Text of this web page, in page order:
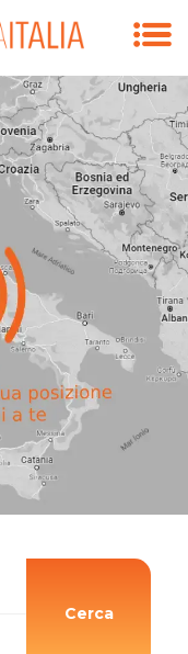
Cerca